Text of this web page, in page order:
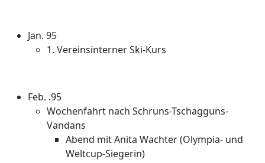
Jan. 95
1. Vereinsinterner Ski-Kurs
Feb. .95
Wochenfahrt nach Schruns-Tschagguns-
Vandans
Abend mit Anita Wachter (Olympia- und
Weltcup-Siegerin)